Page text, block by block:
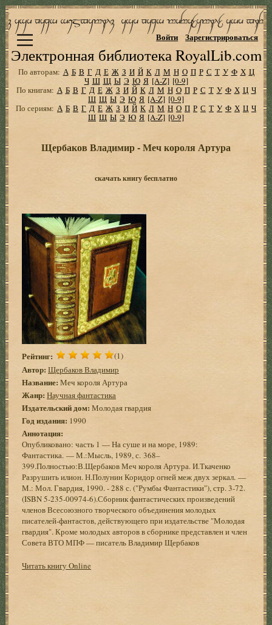
Электронная библиотека RoyalLib.com
Войти Зарегистрироваться
По авторам: А Б В Г Д Е Ж З И Й К Л М Н О П Р С Т У Ф Х Ц
Ч Ш Щ Ы Э Ю Я [A-Z] [0-9]
По книгам: А Б В Г Д Е Ж З И Й К Л М Н О П Р С Т У Ф Х Ц Ч
Ш Щ Ы Э Ю Я [A-Z] [0-9]
По сериям: А Б В Г Д Е Ж З И Й К Л М Н О П Р С Т У Ф Х Ц Ч
Ш Щ Ы Э Ю Я [A-Z] [0-9]
Щербаков Владимир - Меч короля Артура
скачать книгу бесплатно
Рейтинг: (1)
Автор: Щербаков Владимир
Название: Меч короля Артура
Жанр: Научная фантастика
Издательский дом: Молодая гвардия
Год издания: 1990
Аннотация:
Опубликовано: часть 1 — На суше и на море, 1989:
Фантастика. — М.:Мысль, 1989, с. 368–
399.Полностью:В.Щербаков Меч короля Артура. И.Ткаченко
Разрушить илион. Н.Полунин Коридор огней меж двух зеркал. —
М.: Мол. Гвардия, 1990. - 288 с. ("Румбы Фантастики"), стр. 3-72.
(ISBN 5-235-00974-6).Сборник фантастических произведений
членов Всесоюзного творческого объединения молодых
писателей-фантастов, действующего при издательстве "Молодая
гвардия". Кроме молодых авторов в сборнике представлен и член
Совета ВТО МПФ — писатель Владимир Щербаков
Читать книгу Online